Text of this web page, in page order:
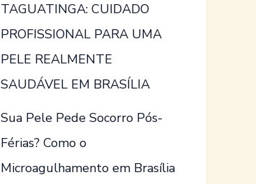
TAGUATINGA: CUIDADO
PROFISSIONAL PARA UMA
PELE REALMENTE
SAUDÁVEL EM BRASÍLIA
Sua Pele Pede Socorro Pós-
Férias? Como o
Microagulhamento em Brasília